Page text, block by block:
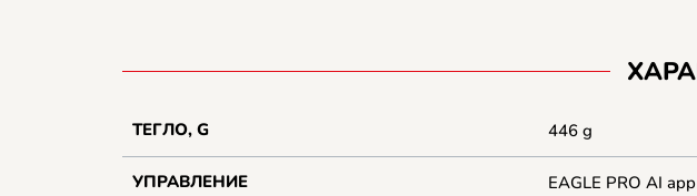
ТЕГЛО, G 446 g
УПРАВЛЕНИЕ EAGLE PRO AI